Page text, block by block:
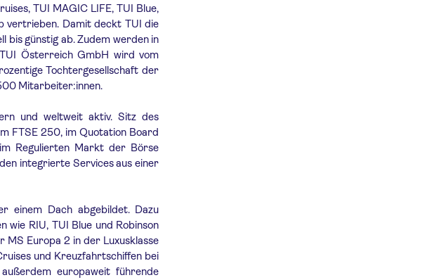
TUI MAGIC LIFE, TUI Blue,
vertrieben. Damit deckt TUI die
bis günstig ab. Zudem werden in
Österreich GmbH wird vom
Tochtergesellschaft der
Mitarbeiter:innen.
und weltweit aktiv. Sitz des
FTSE 250, im Quotation Board
Regulierten Markt der Börse
integrierte Services aus einer
einem Dach abgebildet. Dazu
RIU, TUI Blue und Robinson
MS Europa 2 in der Luxusklasse
und Kreuzfahrtschiffen bei
europaweit führende